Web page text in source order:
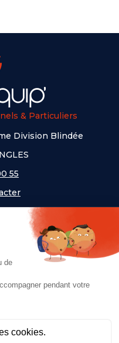
& Particuliers
Division Blindée
55